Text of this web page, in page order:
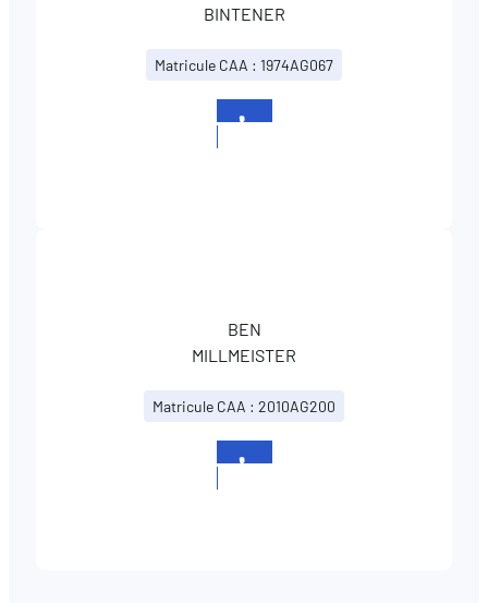
BINTENER
Matricule CAA : 1974AG067
BEN
MILLMEISTER
Matricule CAA : 2010AG200